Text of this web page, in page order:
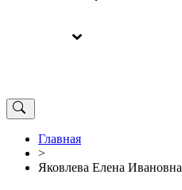
Главная
>
Яковлева Елена Ивановна